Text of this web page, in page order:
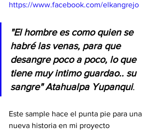
https://www.facebook.com/elkangrejo
"El hombre es como quien se
habré las venas, para que
desangre poco a poco, lo que
tiene muy intimo guardao.. su
sangre" Atahualpa Yupanqui.
Este sample hace el punta pie para una
nueva historia en mi proyecto